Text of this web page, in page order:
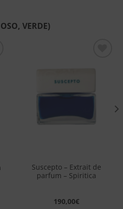
VERDE)
desideri
Suscepto – Extrait de
parfum – Spiritica
190,00€